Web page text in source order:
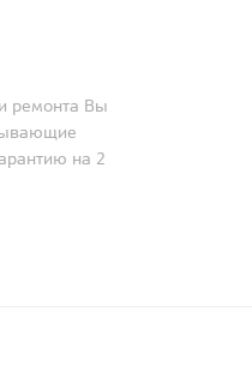
ремонта Вы
на 2